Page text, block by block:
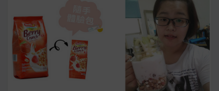
早上沒時間做早餐？10 款隔夜更美味的燕麥粥
簡單料理